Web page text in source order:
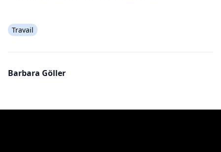
Travail
Barbara Göller